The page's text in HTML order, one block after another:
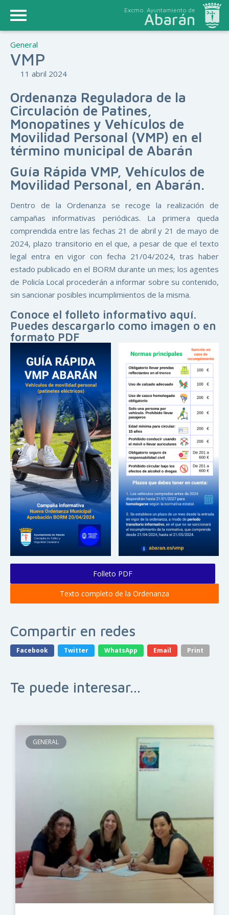
Excmo. Ayuntamiento de
Abarán
General
VMP
11 abril 2024
Ordenanza Reguladora de la
Circulación de Patines,
Monopatines y Vehículos de
Movilidad Personal (VMP) en el
término municipal de Abarán
Guía Rápida VMP, Vehículos de
Movilidad Personal, en Abarán.
Dentro de la Ordenanza se recoge la realización de
campañas informativas periódicas. La primera queda
comprendida entre las fechas 21 de abril y 21 de mayo de
2024, plazo transitorio en el que, a pesar de que el texto
legal entra en vigor con fecha 21/04/2024, tras haber
estado publicado en el BORM durante un mes; los agentes
de Policía Local procederán a informar sobre su contenido,
sin sancionar posibles incumplimientos de la misma.
Conoce el folleto informativo aquí.
Puedes descargarlo como imagen o en
formato PDF
Folleto PDF
Texto completo de la Ordenanza
Compartir en redes
Facebook Twitter WhatsApp Email Print
Te puede interesar...
GENERAL